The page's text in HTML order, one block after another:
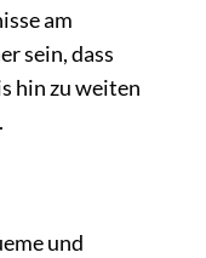
am
sein, dass
hin zu weiten
und